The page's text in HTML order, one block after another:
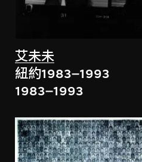
艾未未
紐約1983–1993
1983–1993